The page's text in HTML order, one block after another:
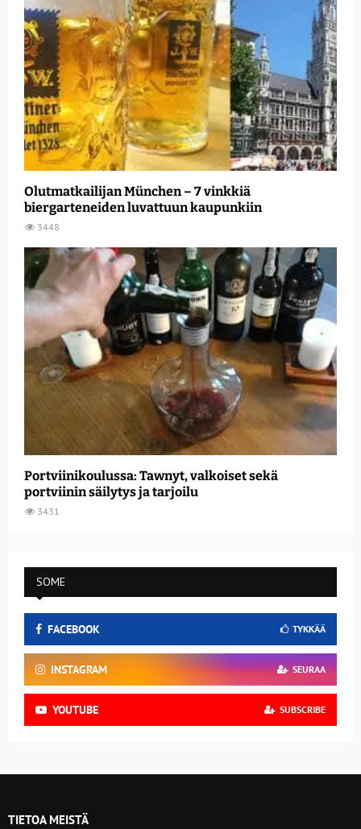
Olutmatkailijan München – 7 vinkkiä
biergarteneiden luvattuun kaupunkiin
3448
Portviinikoulussa: Tawnyt, valkoiset sekä
portviinin säilytys ja tarjoilu
3431
SOME
FACEBOOK TYKKÄÄ
INSTAGRAM SEURAA
YOUTUBE SUBSCRIBE
TIETOA MEISTÄ